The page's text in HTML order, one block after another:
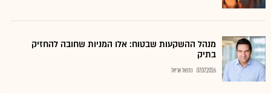
מנהל ההשקעות שבטוח: אלו המניות שחובה להחזיק
בתיק
07.07.2026 נתנאל אריאל